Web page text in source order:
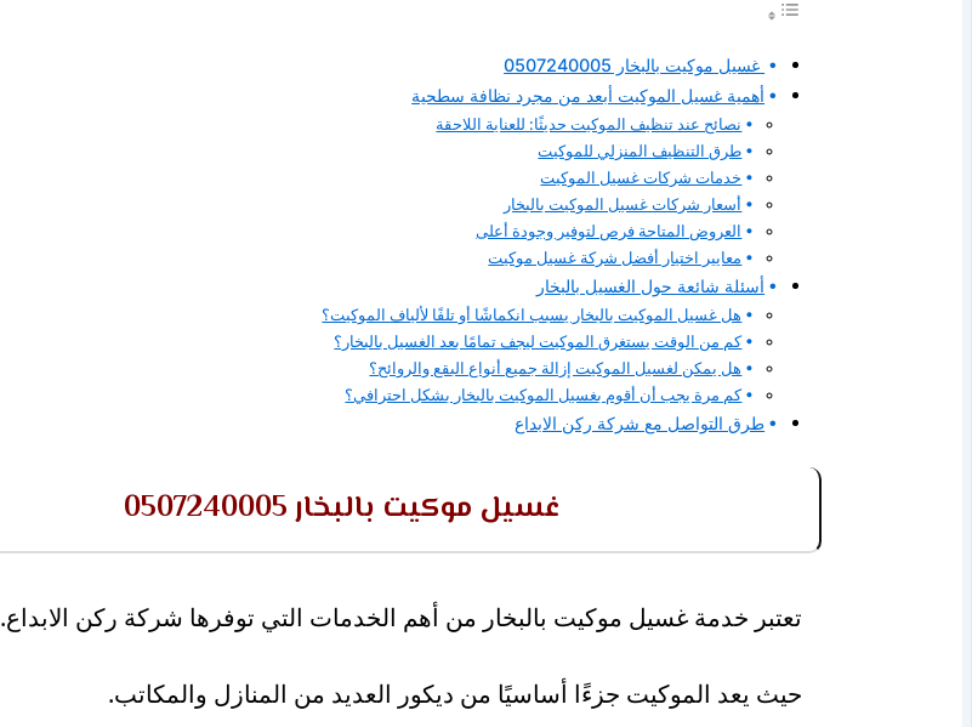
غسيل موكيت بالبخار 0507240005
أهمية غسيل الموكيت أبعد من مجرد نظافة سطحية
نصائح عند تنظيف الموكيت حديثًا: للعناية اللاحقة
طرق التنظيف المنزلي للموكيت
خدمات شركات غسيل الموكيت
أسعار شركات غسيل الموكيت بالبخار
العروض المتاحة فرص لتوفير وجودة أعلى
معايير اختيار أفضل شركة غسيل موكيت
أسئلة شائعة حول الغسيل بالبخار
هل غسيل الموكيت بالبخار يسبب انكماشًا أو تلفًا لألياف الموكيت؟
كم من الوقت يستغرق الموكيت ليجف تمامًا بعد الغسيل بالبخار؟
هل يمكن لغسيل الموكيت إزالة جميع أنواع البقع والروائح؟
كم مرة يجب أن أقوم بغسيل الموكيت بالبخار بشكل احترافي؟
طرق التواصل مع شركة ركن الابداع
غسيل موكيت بالبخار 0507240005
تعتبر خدمة غسيل موكيت بالبخار من أهم الخدمات التي توفرها شركة ركن الابداع.
حيث يعد الموكيت جزءًا أساسيًا من ديكور العديد من المنازل والمكاتب.